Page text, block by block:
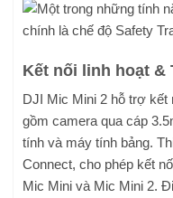
Kết nối linh hoạt
DJI Mic Mini 2 hỗ trợ kết
gồm camera qua cáp
tính và máy tính bảng.
Connect, cho phép kết
Mic Mini và Mic Mini 2.